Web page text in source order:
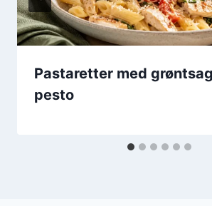
Pastaretter med
pesto